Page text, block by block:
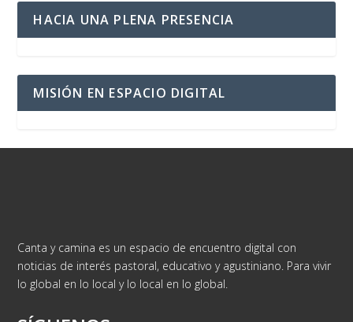
HACIA UNA PLENA PRESENCIA
MISIÓN EN ESPACIO DIGITAL
Canta y camina es un espacio de encuentro digital con
noticias de interés pastoral, educativo y agustiniano. Para vivir
lo global en lo local y lo local en lo global.